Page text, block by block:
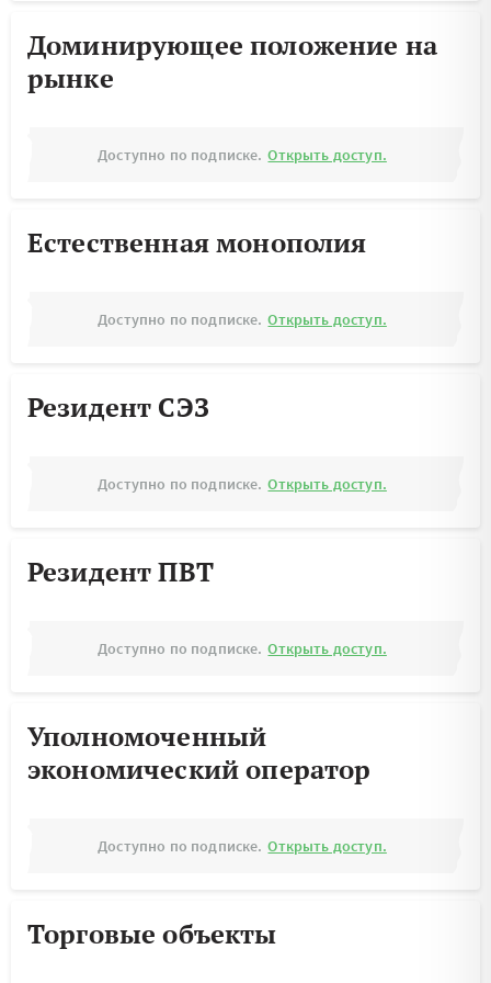
Доминирующее положение на
рынке
Доступно по подписке. Открыть доступ.
Естественная монополия
Доступно по подписке. Открыть доступ.
Резидент СЭЗ
Доступно по подписке. Открыть доступ.
Резидент ПВТ
Доступно по подписке. Открыть доступ.
Уполномоченный
экономический оператор
Доступно по подписке. Открыть доступ.
Торговые объекты